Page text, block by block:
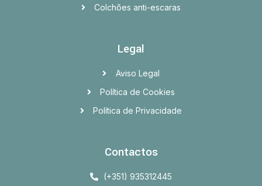
Colchões anti-escaras
Legal
Aviso Legal
Política de Cookies
Política de Privacidade
Contactos
(+351) 935312445